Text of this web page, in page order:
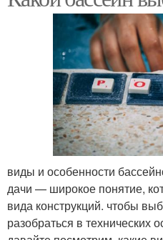
виды и особенности
дачи — широкое понятие,
вида конструкций. чтобы
разобраться в технических